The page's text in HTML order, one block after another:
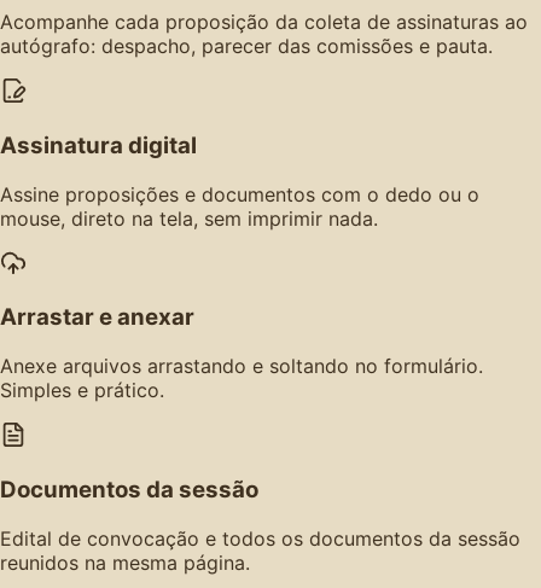
Acompanhe cada proposição da coleta de assinaturas ao
autógrafo: despacho, parecer das comissões e pauta.
Assinatura digital
Assine proposições e documentos com o dedo ou o
mouse, direto na tela, sem imprimir nada.
Arrastar e anexar
Anexe arquivos arrastando e soltando no formulário.
Simples e prático.
Documentos da sessão
Edital de convocação e todos os documentos da sessão
reunidos na mesma página.